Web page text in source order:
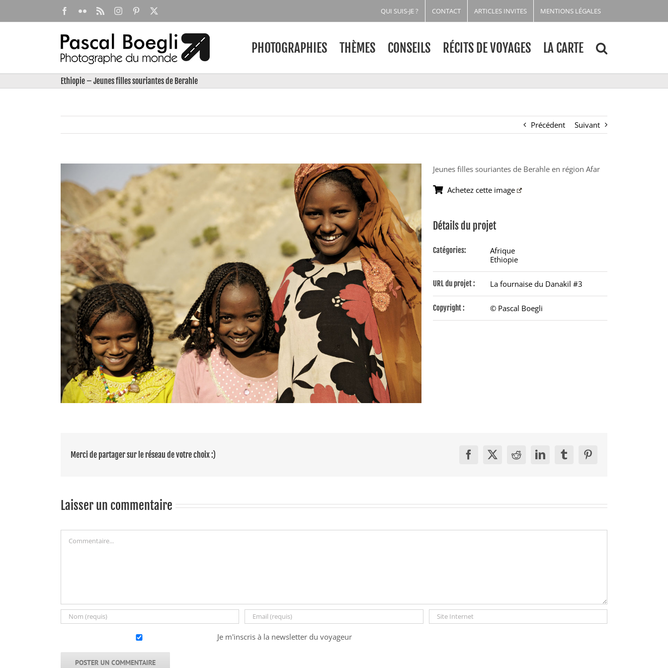
Facebook
Flickr Rss InstagramPinterest QUI SUIS-JE ? CONTACT ARTICLES INVITES MENTIONS LÉGALES
PHOTOGRAPHIES THÈMES CONSEILS RÉCITS DE VOYAGES LA CARTE
Ethiopie – Jeunes filles souriantes de Berahle
Précédent Suivant
Larger
Image
Jeunes filles souriantes de Berahle en région Afar
Achetez cette image
Détails du projet
Catégories:
Afrique
Ethiopie
URL du projet : La fournaise du Danakil #3
Copyright : © Pascal Boegli
Merci de partager sur le réseau de votre choix :) Facebook
X RedditLinkedInTumblrPinterest
Laisser un commentaire
Je m'inscris à la newsletter du voyageur